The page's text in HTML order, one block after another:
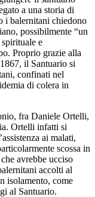
a una storia di
i balernitani chiedono
possibilmente “un
e
Proprio grazie alla
il Santuario si
confinati nel
di colera in
fra Daniele Ortelli,
Ortelli infatti si
ai malati,
scossa in
avrebbe ucciso
accolti al
isolamento, come
al Santuario.